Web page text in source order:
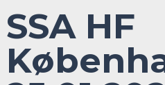
SSA HF